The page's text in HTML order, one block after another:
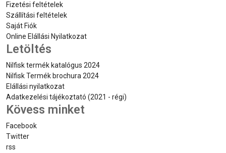
Fizetési feltételek
Szállítási feltételek
Saját Fiók
Online Elállási Nyilatkozat
Letöltés
Nilfisk termék katalógus 2024
Nilfisk Termék brochura 2024
Elállási nyilatkozat
Adatkezelési tájékoztató (2021 - régi)
Kövess minket
Facebook
Twitter
rss